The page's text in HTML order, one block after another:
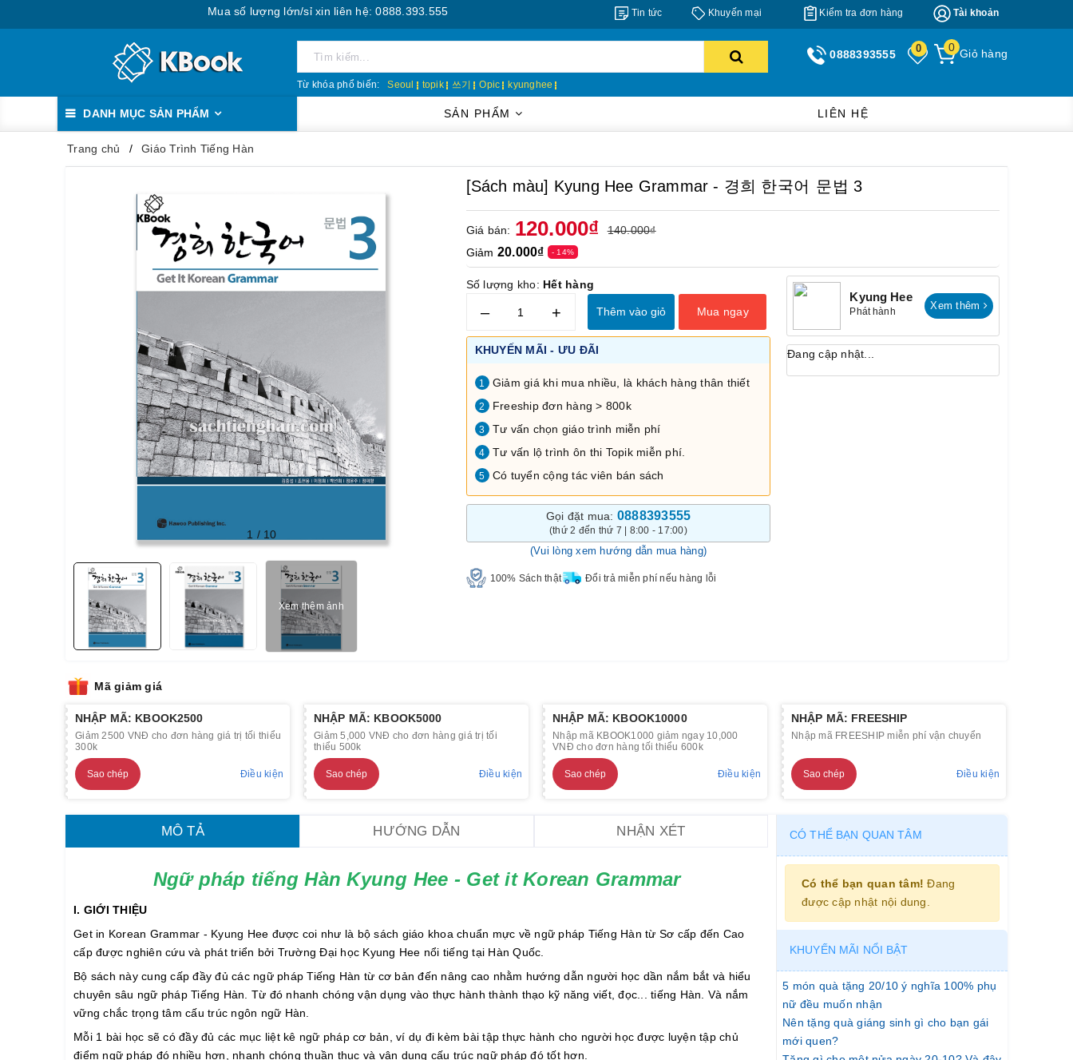
Mua số lượng lớn/sỉ xin liên hệ: 0888.393.555 Tài khoản
Kiểm tra đơn hàng
Khuyến mại
Tin tức
Từ khóa phổ biến: Seoul topik 쓰기 Opic kyunghee
Giỏ hàng
0
0
0888393555
DANH MỤC SẢN PHẨM SẢN PHẨM LIÊN HỆ
Trang chủ Giáo Trình Tiếng Hàn
1 / 10
Xem thêm ảnh
[Sách màu] Kyung Hee Grammar - 경희 한국어 문법 3
Giá bán: 120.000₫
140.000₫
Giảm 20.000₫ - 14%
Số lượng kho: Hết hàng
– + Thêm vào giỏ Mua ngay
KHUYẾN MÃI - ƯU ĐÃI
1 Giảm giá khi mua nhiều, là khách hàng thân thiết
2 Freeship đơn hàng > 800k
3 Tư vấn chọn giáo trình miễn phí
4 Tư vấn lộ trình ôn thi Topik miễn phí.
5 Có tuyển cộng tác viên bán sách
Gọi đặt mua: 0888393555
(thứ 2 đến thứ 7 | 8:00 - 17:00)
(Vui lòng xem hướng dẫn mua hàng)
100% Sách thật Đổi trả miễn phí nếu hàng lỗi
Kyung Hee
Phát hành Xem thêm
Đang cập nhật...
Mã giảm giá
NHẬP MÃ: KBOOK2500
Giảm 2500 VNĐ cho đơn hàng giá trị tối thiểu
300k
Sao chép Điều kiện
NHẬP MÃ: KBOOK5000
Giảm 5,000 VNĐ cho đơn hàng giá trị tối
thiểu 500k
Sao chép Điều kiện
NHẬP MÃ: KBOOK10000
Nhập mã KBOOK1000 giảm ngay 10,000
VNĐ cho đơn hàng tối thiểu 600k
Sao chép Điều kiện
NHẬP MÃ: FREESHIP
Nhập mã FREESHIP miễn phí vận chuyển
Sao chép Điều kiện
MÔ TẢ HƯỚNG DẪN NHẬN XÉT
Ngữ pháp tiếng Hàn Kyung Hee - Get it Korean Grammar
I. GIỚI THIỆU
Get in Korean Grammar - Kyung Hee được coi như là bộ sách giáo khoa chuẩn mực về ngữ pháp Tiếng Hàn từ Sơ cấp đến Cao
cấp được nghiên cứu và phát triển bởi Trường Đại học Kyung Hee nổi tiếng tại Hàn Quốc.
Bộ sách này cung cấp đầy đủ các ngữ pháp Tiếng Hàn từ cơ bản đến nâng cao nhằm hướng dẫn người học dần nắm bắt và hiểu
chuyên sâu ngữ pháp Tiếng Hàn. Từ đó nhanh chóng vận dụng vào thực hành thành thạo kỹ năng viết, đọc... tiếng Hàn. Và nắm
vững chắc trọng tâm cấu trúc ngôn ngữ Hàn.
Mỗi 1 bài học sẽ có đầy đủ các mục liệt kê ngữ pháp cơ bản, ví dụ đi kèm bài tập thực hành cho người học được luyện tập chủ
điểm ngữ pháp đó nhiều hơn, nhanh chóng thuần thục và vận dụng cấu trúc ngữ pháp đó tốt hơn.
CÓ THỂ BẠN QUAN TÂM
Có thể bạn quan tâm! Đang
được cập nhật nội dung.
KHUYẾN MÃI NỔI BẬT
5 món quà tặng 20/10 ý nghĩa 100% phụ
nữ đều muốn nhận
Nên tặng quà giáng sinh gì cho bạn gái
mới quen?